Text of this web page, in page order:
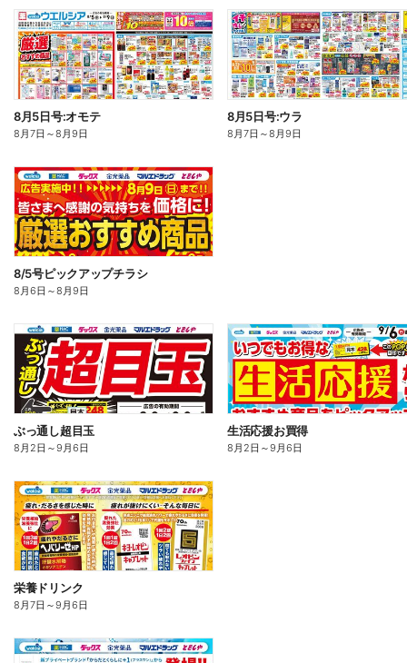
8月5日号:オモテ
8月7日 ～8月9日
8月5日号:ウラ
8月7日 ～8月9日
8/5号ピックアップチラシ
8月6日 ～8月9日
ぶっ通し超目玉
8月2日 ～9月6日
生活応援お買得
8月2日 ～9月6日
栄養ドリンク
8月7日 ～9月6日